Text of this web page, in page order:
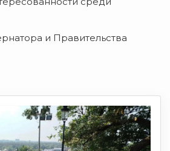
и Правительства